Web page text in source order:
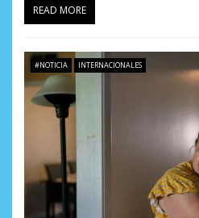
READ MORE
#NOTICIA INTERNACIONALES